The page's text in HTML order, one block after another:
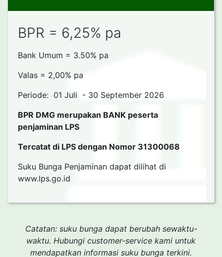
BPR = 6,25% pa
Bank Umum = 3.50% pa
Valas = 2,00% pa
Periode: 01 Juli - 30 September 2026
BPR DMG merupakan BANK peserta
penjaminan LPS
Tercatat di LPS dengan Nomor 31300068
Suku Bunga Penjaminan dapat dilihat di
www.lps.go.id
Catatan: suku bunga dapat berubah sewaktu-
waktu. Hubungi customer-service kami untuk
mendapatkan informasi suku bunga terkini.